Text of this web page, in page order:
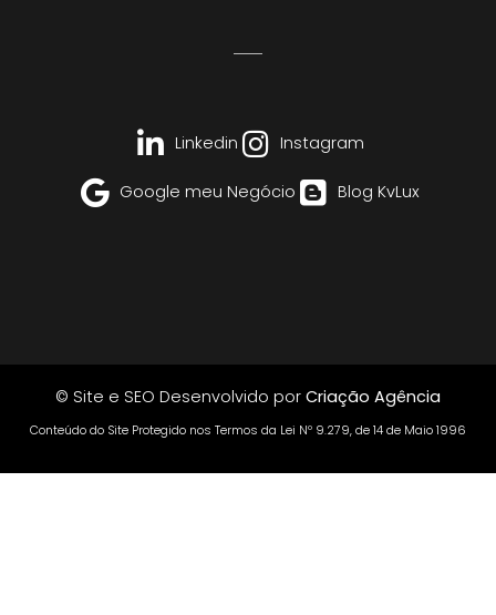
Linkedin Instagram
Google meu Negócio Blog KvLux
© Site e SEO Desenvolvido por Criação Agência
Conteúdo do Site Protegido nos Termos da Lei Nº 9.279, de 14 de Maio 1996